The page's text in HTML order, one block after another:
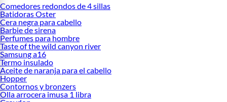
Comedores redondos de 4 sillas
Batidoras Oster
Cera negra para cabello
Barbie de sirena
Perfumes para hombre
Taste of the wild canyon river
Samsung a16
Termo insulado
Aceite de naranja para el cabello
Hopper
Contornos y bronzers
Olla arrocera imusa 1 libra